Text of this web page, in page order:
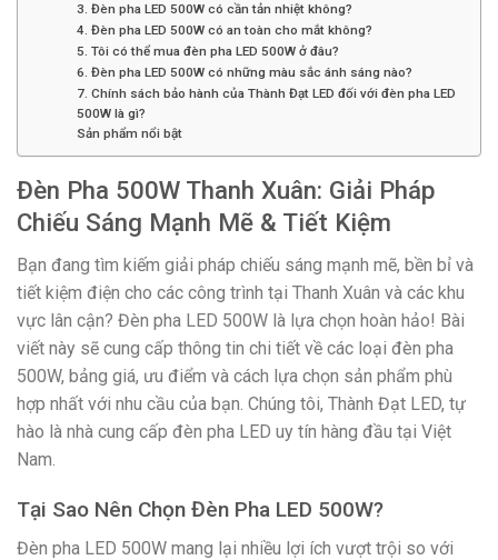
3. Đèn pha LED 500W có cần tản nhiệt không?
4. Đèn pha LED 500W có an toàn cho mắt không?
5. Tôi có thể mua đèn pha LED 500W ở đâu?
6. Đèn pha LED 500W có những màu sắc ánh sáng nào?
7. Chính sách bảo hành của Thành Đạt LED đối với đèn pha LED
500W là gì?
Sản phẩm nổi bật
Đèn Pha 500W Thanh Xuân: Giải Pháp
Chiếu Sáng Mạnh Mẽ & Tiết Kiệm
Bạn đang tìm kiếm giải pháp chiếu sáng mạnh mẽ, bền bỉ và
tiết kiệm điện cho các công trình tại Thanh Xuân và các khu
vực lân cận? Đèn pha LED 500W là lựa chọn hoàn hảo! Bài
viết này sẽ cung cấp thông tin chi tiết về các loại đèn pha
500W, bảng giá, ưu điểm và cách lựa chọn sản phẩm phù
hợp nhất với nhu cầu của bạn. Chúng tôi, Thành Đạt LED, tự
hào là nhà cung cấp đèn pha LED uy tín hàng đầu tại Việt
Nam.
Tại Sao Nên Chọn Đèn Pha LED 500W?
Đèn pha LED 500W mang lại nhiều lợi ích vượt trội so với